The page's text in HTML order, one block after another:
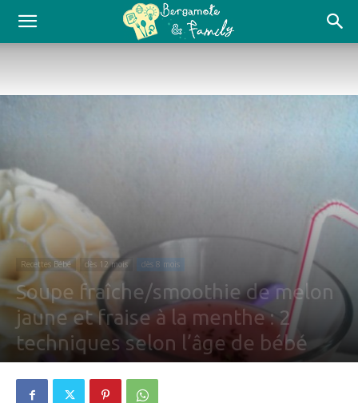
Recettes Bébé dès 12 mois dès 8 mois
Soupe fraîche/smoothie de melon
jaune et fraise à la menthe : 2
techniques selon l’âge de bébé